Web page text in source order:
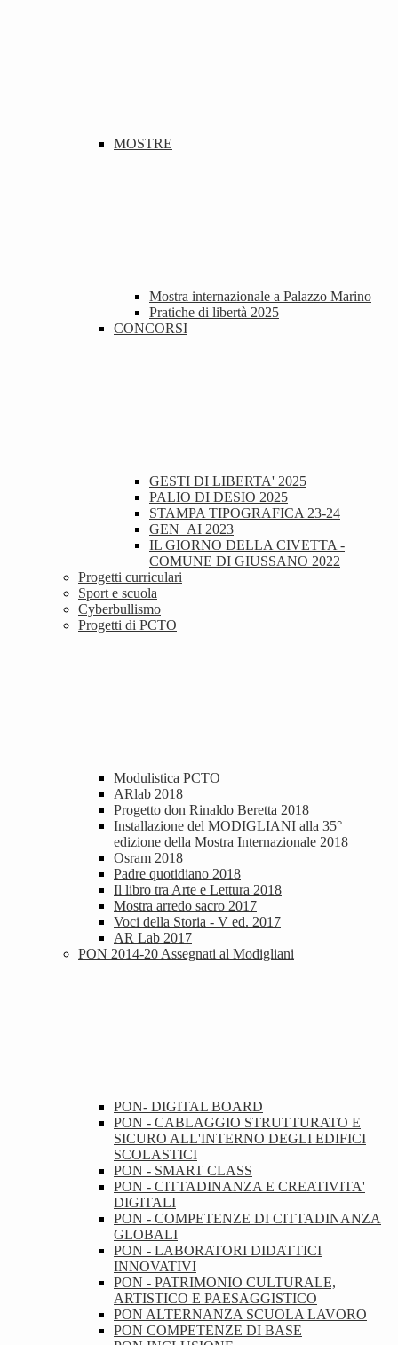
MOSTRE
Mostra internazionale a Palazzo Marino
Pratiche di libertà 2025
CONCORSI
GESTI DI LIBERTA' 2025
PALIO DI DESIO 2025
STAMPA TIPOGRAFICA 23-24
GEN_AI 2023
IL GIORNO DELLA CIVETTA -
COMUNE DI GIUSSANO 2022
Progetti curriculari
Sport e scuola
Cyberbullismo
Progetti di PCTO
Modulistica PCTO
ARlab 2018
Progetto don Rinaldo Beretta 2018
Installazione del MODIGLIANI alla 35°
edizione della Mostra Internazionale 2018
Osram 2018
Padre quotidiano 2018
Il libro tra Arte e Lettura 2018
Mostra arredo sacro 2017
Voci della Storia - V ed. 2017
AR Lab 2017
PON 2014-20 Assegnati al Modigliani
PON- DIGITAL BOARD
PON - CABLAGGIO STRUTTURATO E
SICURO ALL'INTERNO DEGLI EDIFICI
SCOLASTICI
PON - SMART CLASS
PON - CITTADINANZA E CREATIVITA'
DIGITALI
PON - COMPETENZE DI CITTADINANZA
GLOBALI
PON - LABORATORI DIDATTICI
INNOVATIVI
PON - PATRIMONIO CULTURALE,
ARTISTICO E PAESAGGISTICO
PON ALTERNANZA SCUOLA LAVORO
PON COMPETENZE DI BASE